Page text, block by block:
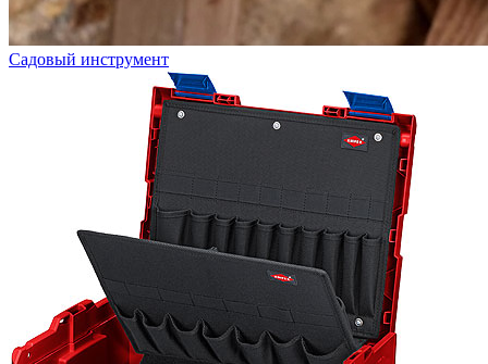
Садовый инструмент